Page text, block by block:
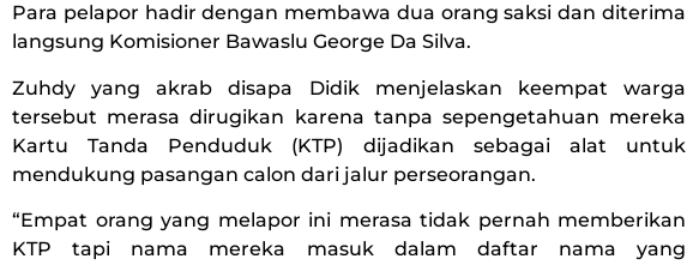
Para pelapor hadir dengan membawa dua orang saksi dan diterima
langsung Komisioner Bawaslu George Da Silva.
Zuhdy yang akrab disapa Didik menjelaskan keempat warga
tersebut merasa dirugikan karena tanpa sepengetahuan mereka
Kartu Tanda Penduduk (KTP) dijadikan sebagai alat untuk
mendukung pasangan calon dari jalur perseorangan.
“Empat orang yang melapor ini merasa tidak pernah memberikan
KTP tapi nama mereka masuk dalam daftar nama yang